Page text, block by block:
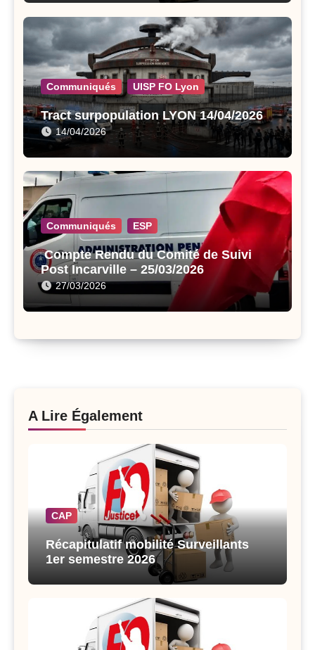
Communiqués UISP FO Lyon
Tract surpopulation LYON 14/04/2026
14/04/2026
Communiqués ESP
Compte Rendu du Comité de Suivi
Post Incarville – 25/03/2026
27/03/2026
A Lire Également
CAP
Récapitulatif mobilité Surveillants
1er semestre 2026